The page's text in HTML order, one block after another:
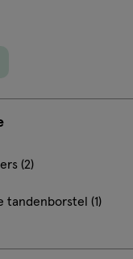
(2)
tandenborstel (1)